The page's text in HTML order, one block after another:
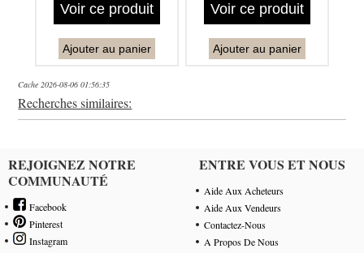
Voir ce produit
Ajouter au panier
Voir ce produit
Ajouter au panier
Cache 2026-08-06 01:56:35
Recherches similaires:
REJOIGNEZ NOTRE
COMMUNAUTÉ
Facebook
Pinterest
Instagram
ENTRE VOUS ET NOUS
Aide Aux Acheteurs
Aide Aux Vendeurs
Contactez-Nous
A Propos De Nous